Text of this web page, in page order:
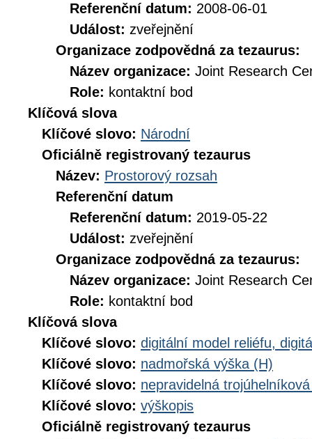
Referenční datum: 2008-06-01
Událost: zveřejnění
Organizace zodpovědná za tezaurus:
Název organizace: Joint Research
Role: kontaktní bod
Klíčová slova
Klíčové slovo: Národní
Oficiálně registrovaný tezaurus
Název: Prostorový rozsah
Referenční datum
Referenční datum: 2019-05-22
Událost: zveřejnění
Organizace zodpovědná za tezaurus:
Název organizace: Joint Research
Role: kontaktní bod
Klíčová slova
Klíčové slovo: digitální model reliéfu,
Klíčové slovo: nadmořská výška (H)
Klíčové slovo: nepravidelná
Klíčové slovo: výškopis
Oficiálně registrovaný tezaurus